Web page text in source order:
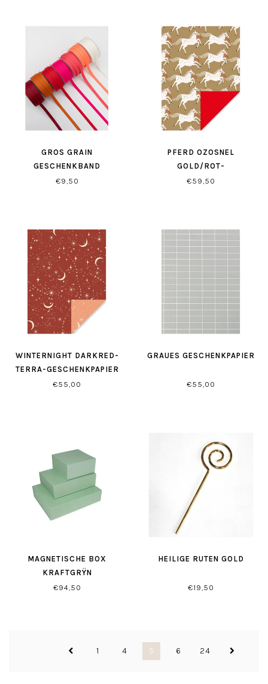
GROS GRAIN
GESCHENKBAND
ROT/ROSÉ-TÖNE
€9,50
PFERD OZOSNEL
GOLD/ROT-
GESCHENKPAPIER
€59,50
WINTERNIGHT DARKRED-
TERRA-GESCHENKPAPIER
€55,00
GRAUES GESCHENKPAPIER
€55,00
MAGNETISCHE BOX
KRAFTGRŸN
€94,50
HEILIGE RUTEN GOLD
€19,50
1 4 5 6 24